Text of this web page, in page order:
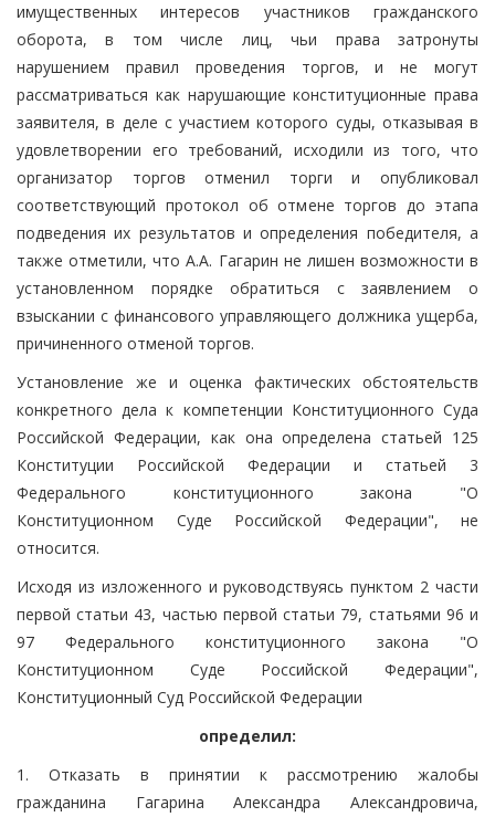
имущественных интересов участников гражданского
оборота, в том числе лиц, чьи права затронуты
нарушением правил проведения торгов, и не могут
рассматриваться как нарушающие конституционные права
заявителя, в деле с участием которого суды, отказывая в
удовлетворении его требований, исходили из того, что
организатор торгов отменил торги и опубликовал
соответствующий протокол об отмене торгов до этапа
подведения их результатов и определения победителя, а
также отметили, что А.А. Гагарин не лишен возможности в
установленном порядке обратиться с заявлением о
взыскании с финансового управляющего должника ущерба,
причиненного отменой торгов.
Установление же и оценка фактических обстоятельств
конкретного дела к компетенции Конституционного Суда
Российской Федерации, как она определена статьей 125
Конституции Российской Федерации и статьей 3
Федерального конституционного закона "О
Конституционном Суде Российской Федерации", не
относится.
Исходя из изложенного и руководствуясь пунктом 2 части
первой статьи 43, частью первой статьи 79, статьями 96 и
97 Федерального конституционного закона "О
Конституционном Суде Российской Федерации",
Конституционный Суд Российской Федерации
определил:
1. Отказать в принятии к рассмотрению жалобы
гражданина Гагарина Александра Александровича,